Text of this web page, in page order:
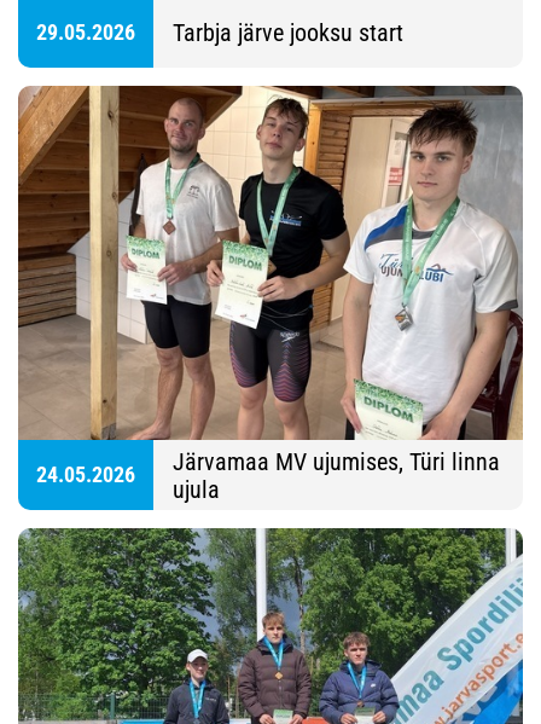
29.05.2026 Tarbja järve jooksu start
24.05.2026
Järvamaa MV ujumises, Türi linna
ujula